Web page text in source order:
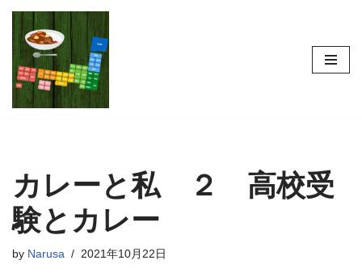
コ
ン
テ
ン
キ
ッ
プ
カレーと私 ２ 高校受
験とカレー
by Narusa 2021年10月22日